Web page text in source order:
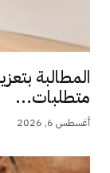
المطالبة
متطلبات...
أغسطس 6, 2026